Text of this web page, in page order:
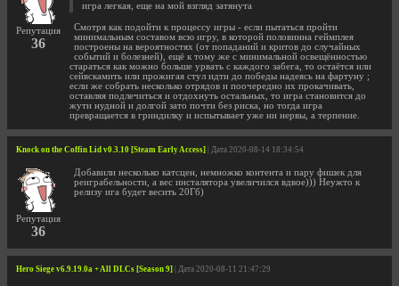
Репутация
36
игра легкая, еще на мой взгляд затянута
Смотря как подойти к процессу игры - если пытаться пройти
минимальным составом всю игру, в которой половинна геймплея
построены на вероятностях (от попаданий и критов до случайных
событий и болезней), ещё к тому же с минимальной освещённостью
стараться как можно больше урвать с каждого забега, то остаётся или
сейвскамить или прожигая стул идти до победы надеясь на фартуну ;
если же собрать несколько отрядов и поочередно их прокачивать,
оставляя подлечиться и отдохнуть остальных, то игра становится до
жути нудной и долгой зато почти без риска, но тогда игра
превращается в гриндилку и испытывает уже ни нервы, а терпение.
Knock on the Coffin Lid v0.3.10 [Steam Early Access] | Дата 2020-08-14 18:34:54
Репутация
36
Добавили несколько катсцен, немножко контента и пару фишек для
реиграбельности, а вес инсталятора увеличился вдвое))) Неужто к
релизу ига будет весить 20Гб)
Hero Siege v6.9.19.0a + All DLCs [Season 9] | Дата 2020-08-11 21:47:29